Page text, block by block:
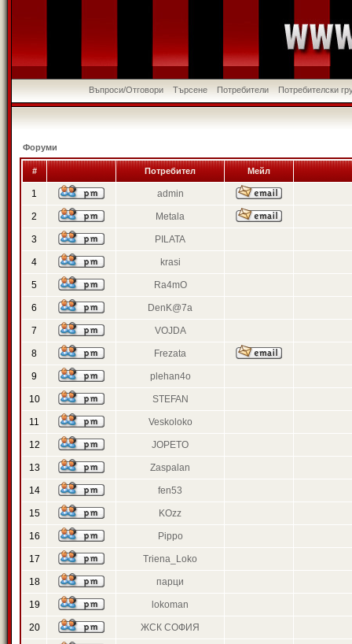
Въпроси/Отговори Търсене Потребители Потребителски
Форуми
# Потребител Мейл
1 admin
2 Metala
3 PILATA
4 krasi
5 Ra4mO
6 DenK@7a
7 VOJDA
8 Frezata
9 plehan4o
10 STEFAN
11 Veskoloko
12 JOPETO
13 Zaspalan
14 fen53
15 KOzz
16 Pippo
17 Triena_Loko
18 парци
19 lokoman
20 ЖСК СОФИЯ